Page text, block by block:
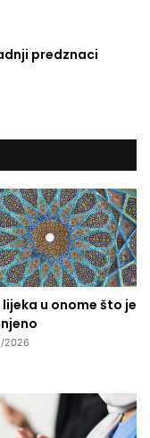
predznaci
lijeka u onome što je
2026